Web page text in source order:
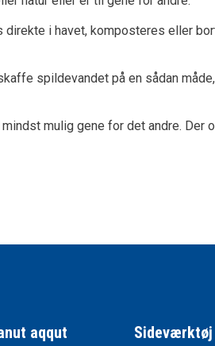
direkte i havet, komposteres eller
spildevandet på en sådan
mulig gene for det andre. Der
aqqut Sideværktøj